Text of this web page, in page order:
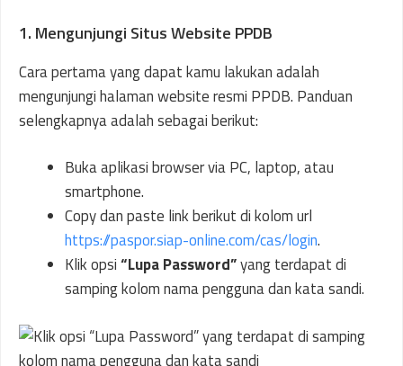
1. Mengunjungi Situs Website PPDB
Cara pertama yang dapat kamu lakukan adalah
mengunjungi halaman website resmi PPDB. Panduan
selengkapnya adalah sebagai berikut:
Buka aplikasi browser via PC, laptop, atau
smartphone.
Copy dan paste link berikut di kolom url
https://paspor.siap-online.com/cas/login.
Klik opsi“Lupa Password”yang terdapat di
samping kolom nama pengguna dan kata sandi.